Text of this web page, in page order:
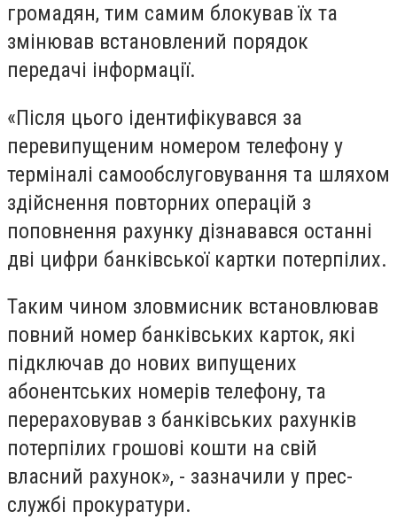
громадян, тим самим блокував їх та
змінював встановлений порядок
передачі інформації.
«Після цього ідентифікувався за
перевипущеним номером телефону у
терміналі самообслуговування та шляхом
здійснення повторних операцій з
поповнення рахунку дізнавався останні
дві цифри банківської картки потерпілих.
Таким чином зловмисник встановлював
повний номер банківських карток, які
підключав до нових випущених
абонентських номерів телефону, та
перераховував з банківських рахунків
потерпілих грошові кошти на свій
власний рахунок», - зазначили у прес-
службі прокуратури.